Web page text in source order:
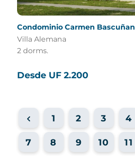
Condominio Carmen Bascuñan
Villa Alemana
2 dorms.
Desde UF 2.200
1 2 3 4
7 8 9 10 11